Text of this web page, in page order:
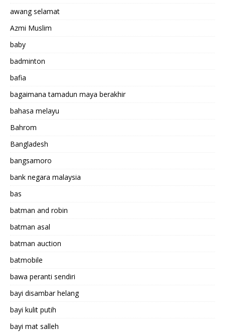
awang selamat
Azmi Muslim
baby
badminton
bafia
bagaimana tamadun maya berakhir
bahasa melayu
Bahrom
Bangladesh
bangsamoro
bank negara malaysia
bas
batman and robin
batman asal
batman auction
batmobile
bawa peranti sendiri
bayi disambar helang
bayi kulit putih
bayi mat salleh